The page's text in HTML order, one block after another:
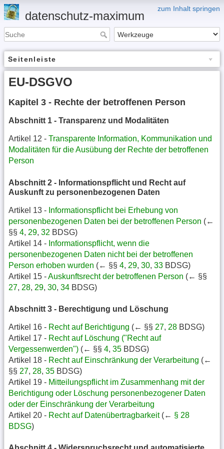
zum Inhalt springen
datenschutz-maximum
Seitenleiste
EU-DSGVO
Kapitel 3 - Rechte der betroffenen Person
Abschnitt 1 - Transparenz und Modalitäten
Artikel 12 - Transparente Information, Kommunikation und
Modalitäten für die Ausübung der Rechte der betroffenen
Person
Abschnitt 2 - Informationspflicht und Recht auf
Auskunft zu personenbezogenen Daten
Artikel 13 - Informationspflicht bei Erhebung von
personenbezogenen Daten bei der betroffenen Person (←
§§ 4, 29, 32 BDSG)
Artikel 14 - Informationspflicht, wenn die
personenbezogenen Daten nicht bei der betroffenen
Person erhoben wurden (← §§ 4, 29, 30, 33 BDSG)
Artikel 15 -Auskunftsrecht der betroffenen Person (← §§
27, 28, 29, 30, 34 BDSG)
Abschnitt 3 - Berechtigung und Löschung
Artikel 16 - Recht auf Berichtigung (← §§ 27, 28 BDSG)
Artikel 17 - Recht auf Löschung ("Recht auf
Vergessenwerden") (← §§ 4, 35 BDSG)
Artikel 18 - Recht auf Einschränkung der Verarbeitung (←
§§ 27, 28, 35 BDSG)
Artikel 19 - Mitteilungspflicht im Zusammenhang mit der
Berichtigung oder Löschung personenbezogener Daten
oder der Einschränkung der Verarbeitung
Artikel 20 - Recht auf Datenübertragbarkeit(← § 28
BDSG)